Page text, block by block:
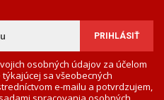
osobných údajov za účelom
sa všeobecných
e-mailu a potvrdzujem,